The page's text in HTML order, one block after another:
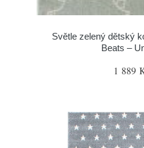
Světle zelený dětský
Beats –
1 889